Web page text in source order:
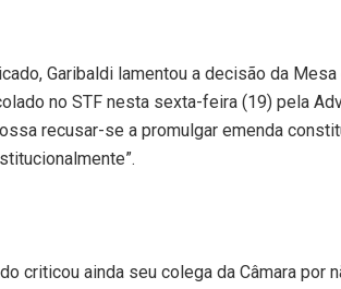
Garibaldi lamentou a decisão da
no STF nesta sexta-feira (19) pela
recusar-se a promulgar emenda
criticou ainda seu colega da Câmara